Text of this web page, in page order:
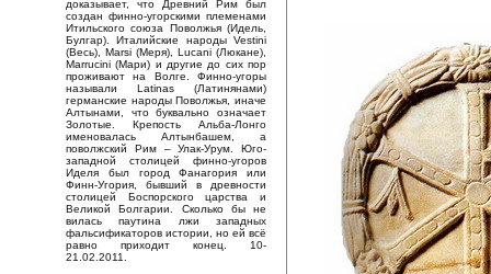
доказывает, что Древний Рим был
создан финно-угорскими племенами
Итильского союза Поволжья (Идель,
Булгар). Италийские народы Vestini
(Весь), Marsi (Меря), Lucani (Люкане),
Marrucini (Мари) и другие до сих пор
проживают на Волге. Финно-угоры
называли Latinas (Латинянами)
германские народы Поволжья, иначе
Алтынами, что буквально означает
Золотые. Крепость Альба-Лонго
именовалась Алтынбашем, а
поволжский Рим – Улак-Урум. Юго-
западной столицей финно-угоров
Иделя был город Фанагория или
Финн-Угория, бывший в древности
столицей Боспорского царства и
Великой Болгарии. Сколько бы не
вилась паутина лжи западных
фальсификаторов истории, но ей всё
равно приходит конец. 10-
21.02.2011.